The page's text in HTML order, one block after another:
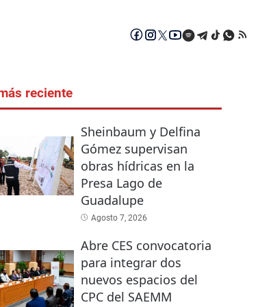
reciente
Sheinbaum y Delfina
Gómez supervisan
obras hídricas en la
Presa Lago de
Guadalupe
Agosto 7, 2026
Abre CES convocatoria
para integrar dos
nuevos espacios del
CPC del SAEMM